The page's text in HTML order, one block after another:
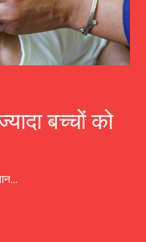
बच्चों को